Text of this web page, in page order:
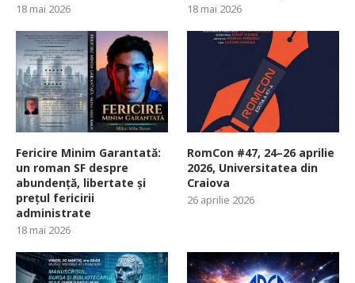
18 mai 2026 18 mai 2026
Fericire Minim Garantată:
un roman SF despre
abundență, libertate și
prețul fericirii
administrate
18 mai 2026
RomCon #47, 24–26 aprilie
2026, Universitatea din
Craiova
26 aprilie 2026